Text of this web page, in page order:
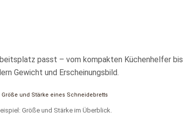
passt – vom kompakten Küchenhelfer bis
Gewicht und Erscheinungsbild.
Größe und Stärke im Überblick.